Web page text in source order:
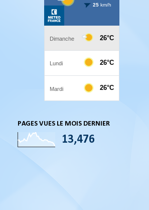
PAGES VUES LE MOIS DERNIER
13,476